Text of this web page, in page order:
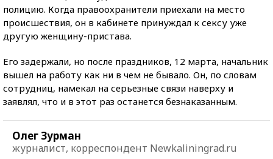
полицию. Когда правоохранители приехали на место
происшествия, он в кабинете принуждал к сексу уже
другую женщину-пристава.
Его задержали, но после праздников, 12 марта, начальник
вышел на работу как ни в чем не бывало. Он, по словам
сотрудниц, намекал на серьезные связи наверху и
заявлял, что и в этот раз останется безнаказанным.
Олег Зурман
журналист, корреспондент Newkaliningrad.ru